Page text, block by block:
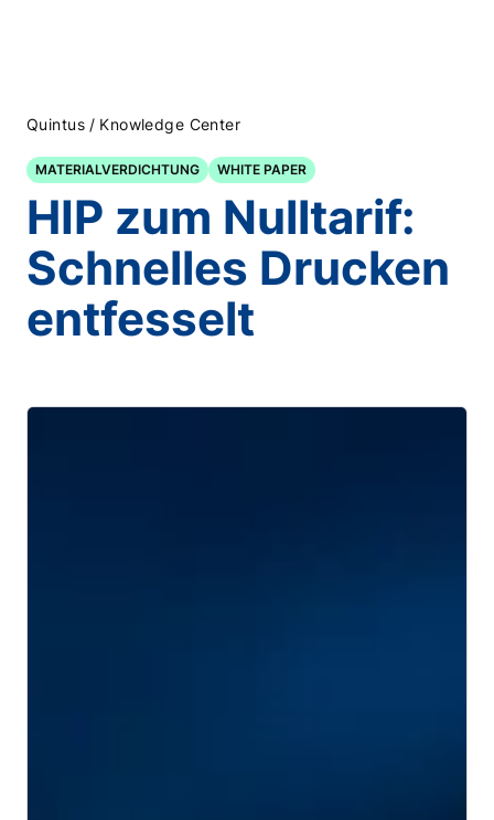
Quintus / Knowledge Center
MATERIALVERDICHTUNG WHITE PAPER
HIP zum Nulltarif:
Schnelles Drucken
entfesselt